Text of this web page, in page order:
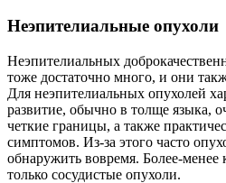
Неэпителиальные опухоли
Неэпителиальных
тоже достаточно много, и они
Для неэпителиальных опухолей
развитие, обычно в толще языка,
четкие границы, а также
симптомов. Из-за этого часто
обнаружить вовремя. Более-
только сосудистые опухоли.